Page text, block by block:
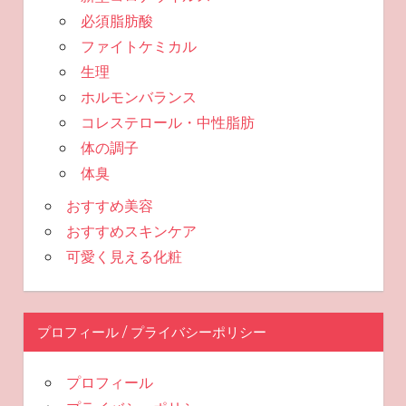
必須脂肪酸
ファイトケミカル
生理
ホルモンバランス
コレステロール・中性脂肪
体の調子
体臭
おすすめ美容
おすすめスキンケア
可愛く見える化粧
プロフィール / プライバシーポリシー
プロフィール